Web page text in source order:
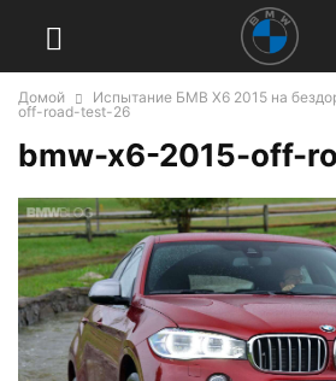
Домой Испытание БМВ Х6 2015 на
off-road-test-26
bmw-x6-2015-off-